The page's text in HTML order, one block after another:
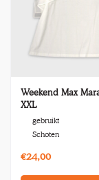
Weekend Max
XXL
gebruikt
Schoten
€24,00